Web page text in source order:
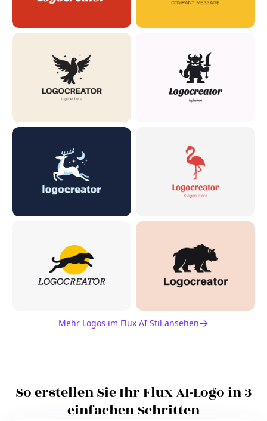
Mehr Logos im Flux AI Stil ansehen
So erstellen Sie Ihr Flux AI-Logo in 3
einfachen Schritten